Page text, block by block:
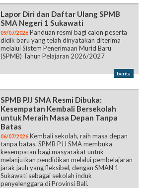
Lapor Diri dan Daftar Ulang SPMB
SMA Negeri 1 Sukawati
09/07/2026 Panduan resmi bagi calon peserta
didik baru yang telah dinyatakan diterima
melalui Sistem Penerimaan Murid Baru
(SPMB) Tahun Pelajaran 2026/2027
berita
SPMB PJJ SMA Resmi Dibuka:
Kesempatan Kembali Bersekolah
untuk Meraih Masa Depan Tanpa
Batas
06/07/2026 Kembali sekolah, raih masa depan
tanpa batas. SPMB PJJ SMA membuka
kesempatan bagi masyarakat untuk
melanjutkan pendidikan melalui pembelajaran
jarak jauh yang fleksibel, dengan SMAN 1
Sukawati sebagai sekolah induk
penyelenggara di Provinsi Bali.